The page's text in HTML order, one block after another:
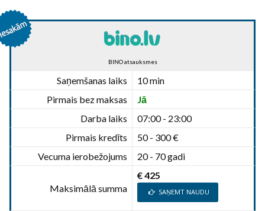
BINO atsauksmes
Saņemšanas laiks
10 min
Pirmais bez maksas
Jā
Darba laiks
07:00 - 23:00
Pirmais kredīts
50 - 300 €
Vecuma ierobežojums
20 - 70 gadi
Maksimālā summa
€ 425
SAŅEMT NAUDU